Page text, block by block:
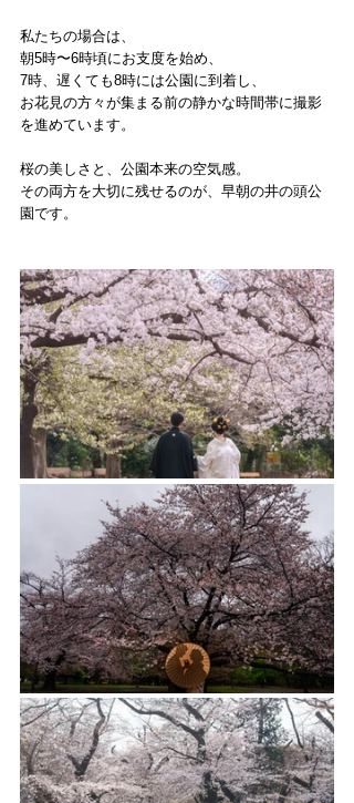
私たちの場合は、
朝5時〜6時頃にお支度を始め、
7時、遅くても8時には公園に到着し、
お花見の方々が集まる前の静かな時間帯に撮影
を進めています。
桜の美しさと、公園本来の空気感。
その両方を大切に残せるのが、早朝の井の頭公
園です。